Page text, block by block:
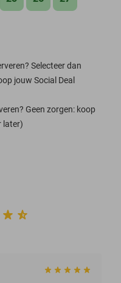
Selecteer dan
jouw Social Deal
Geen zorgen: koop
later)